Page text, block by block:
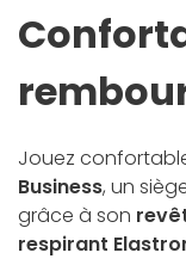
Jouez
Business, un
grâce à son
respirant